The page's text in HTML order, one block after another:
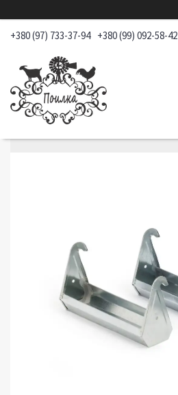
+380 (97) 733-37-94 +380 (99) 092-58-42